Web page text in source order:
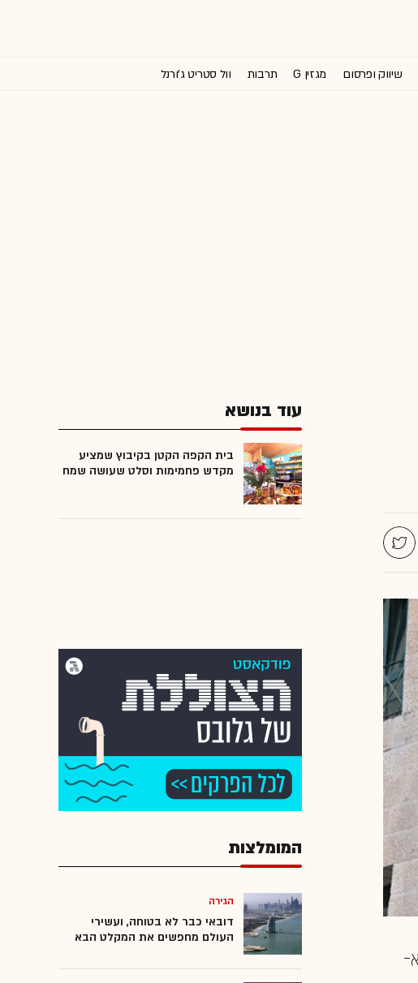
שיווק ופרסום מגזין G תרבות וול סטריט ג'ורנל
עוד בנושא
בית הקפה הקטן בקיבוץ שמציע
מקדש פחמימות וסלט שעושה שמח
המומלצות
הגירה
דובאי כבר לא בטוחה, ועשירי
העולם מחפשים את המקלט הבא